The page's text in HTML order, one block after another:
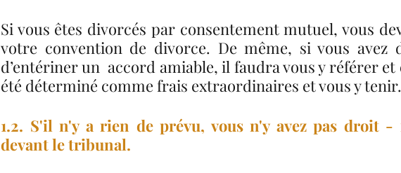
Si vous êtes divorcés par consentement mutuel, vous
votre convention de divorce. De même, si vous avez
d’entériner un  accord amiable, il faudra vous y référer
été déterminé comme frais extraordinaires et vous y tenir.
1.2. S'il n'y a rien de prévu, vous n'y avez pas droit
devant le tribunal.